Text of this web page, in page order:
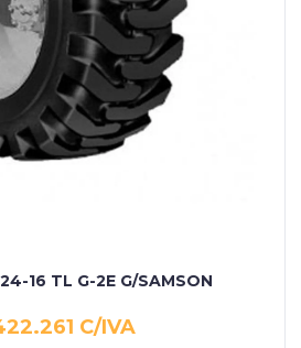
16 TL G-2E G/SAMSON
C/IVA